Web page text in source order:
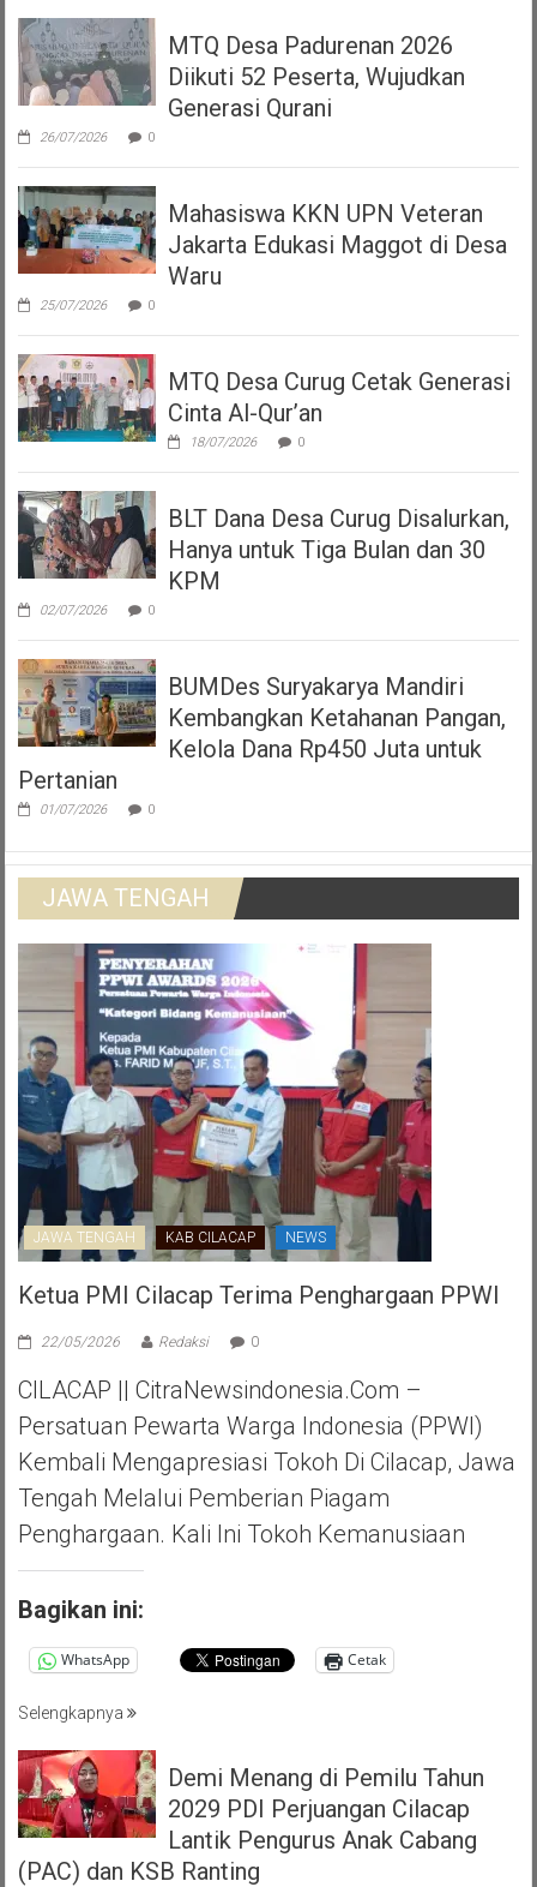
MTQ Desa Padurenan 2026
Diikuti 52 Peserta, Wujudkan
Generasi Qurani
26/07/2026 0
Mahasiswa KKN UPN Veteran
Jakarta Edukasi Maggot di Desa
Waru
25/07/2026 0
MTQ Desa Curug Cetak Generasi
Cinta Al-Qur’an
18/07/2026 0
BLT Dana Desa Curug Disalurkan,
Hanya untuk Tiga Bulan dan 30
KPM
02/07/2026 0
BUMDes Suryakarya Mandiri
Kembangkan Ketahanan Pangan,
Kelola Dana Rp450 Juta untuk
Pertanian
01/07/2026 0
JAWA TENGAH
JAWA TENGAH KAB CILACAP NEWS
Ketua PMI Cilacap Terima Penghargaan PPWI
22/05/2026 Redaksi 0
CILACAP || CitraNewsindonesia.com –
Persatuan Pewarta Warga Indonesia (PPWI)
Kembali Mengapresiasi Tokoh Di Cilacap, Jawa
Tengah Melalui Pemberian Piagam
Penghargaan. Kali Ini Tokoh Kemanusiaan
Bagikan ini:
WhatsApp Cetak
Selengkapnya
Demi Menang di Pemilu Tahun
2029 PDI Perjuangan Cilacap
Lantik Pengurus Anak Cabang
(PAC) dan KSB Ranting